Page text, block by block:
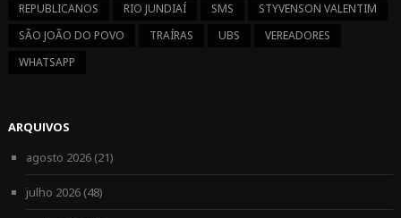
REPUBLICANOS
RIO JUNDIAÍ SMS
STYVENSON VALENTIM
SÃO JOÃO DO POVO
TRAÍRAS UBS
VEREADORES
WHATSAPP
ARQUIVOS
agosto 2026(21)
julho 2026(48)